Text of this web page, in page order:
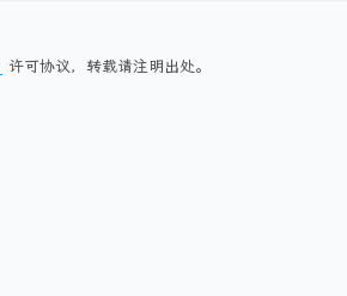
许可协议，转载请注明出处。